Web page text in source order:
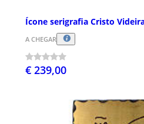
Ícone serigrafia Cristo
A CHEGAR
€ 239,00